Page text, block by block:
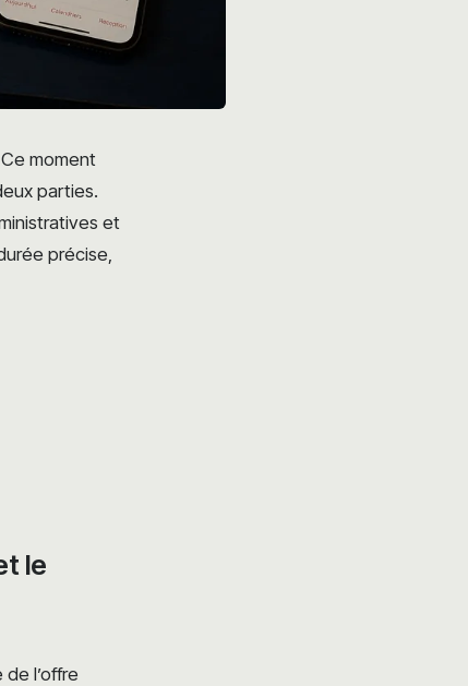
moment
parties.
et
précise,
le
l’offre